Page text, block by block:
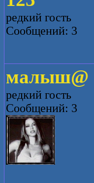
редкий гость
Сообщений: 3
малыш@
редкий гость
Сообщений: 3